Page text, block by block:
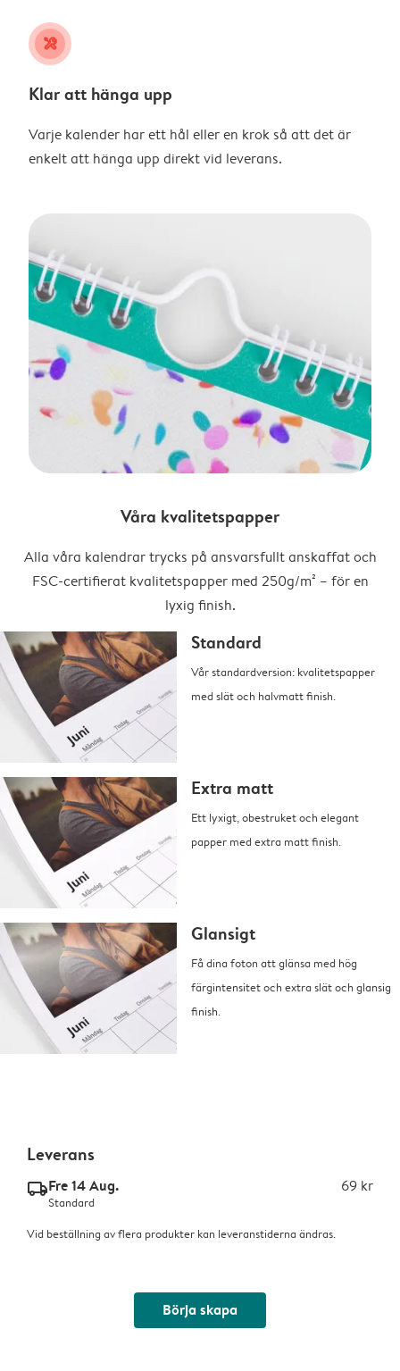
tools
Klar att hänga upp
Varje kalender har ett hål eller en krok så att det är
enkelt att hänga upp direkt vid leverans.
Våra kvalitetspapper
Alla våra kalendrar trycks på ansvarsfullt anskaffat och
FSC-certifierat kvalitetspapper med 250g/m² – för en
lyxig finish.
Standard
Vår standardversion: kvalitetspapper
med slät och halvmatt finish.
Extra matt
Ett lyxigt, obestruket och elegant
papper med extra matt finish.
Glansigt
Få dina foton att glänsa med hög
färgintensitet och extra slät och glansig
finish.
Leverans
delivery_standard_v2Fre 14 Aug. 69 kr
Standard
Vid beställning av flera produkter kan leveranstiderna ändras.
Börja skapa